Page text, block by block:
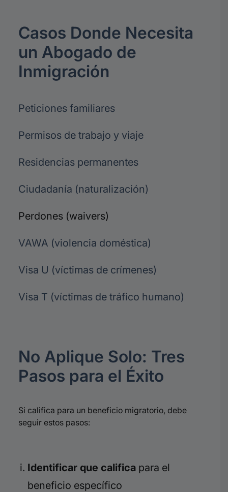
Casos Donde Necesita
un Abogado de
Inmigración
Peticiones familiares
Permisos de trabajo y viaje
Residencias permanentes
Ciudadanía (naturalización)
Perdones (waivers)
VAWA (violencia doméstica)
Visa U (víctimas de crímenes)
Visa T (víctimas de tráfico humano)
No Aplique Solo: Tres
Pasos para el Éxito
Si califica para un beneficio migratorio, debe
seguir estos pasos:
Identificar que califica para el
beneficio específico